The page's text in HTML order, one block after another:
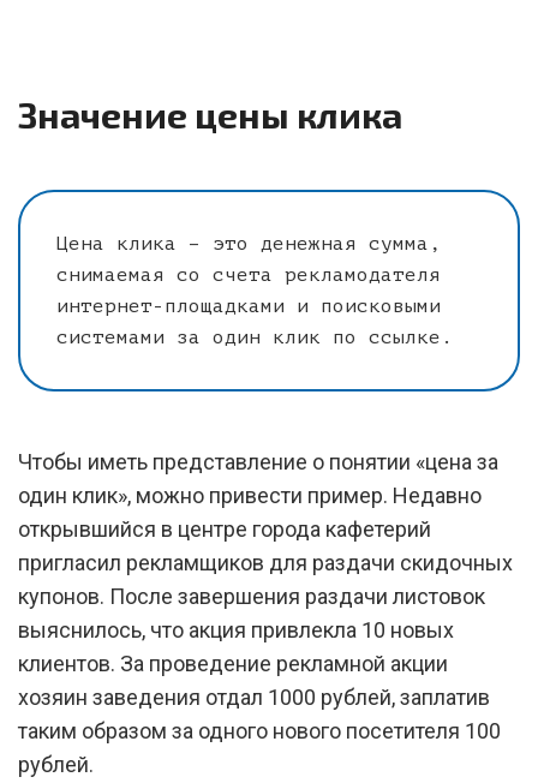
Значение цены клика
Цена клика – это денежная сумма,
снимаемая со счета рекламодателя
интернет-площадками и поисковыми
системами за один клик по ссылке.
Чтобы иметь представление о понятии «цена за
один клик», можно привести пример. Недавно
открывшийся в центре города кафетерий
пригласил рекламщиков для раздачи скидочных
купонов. После завершения раздачи листовок
выяснилось, что акция привлекла 10 новых
клиентов. За проведение рекламной акции
хозяин заведения отдал 1000 рублей, заплатив
таким образом за одного нового посетителя 100
рублей.